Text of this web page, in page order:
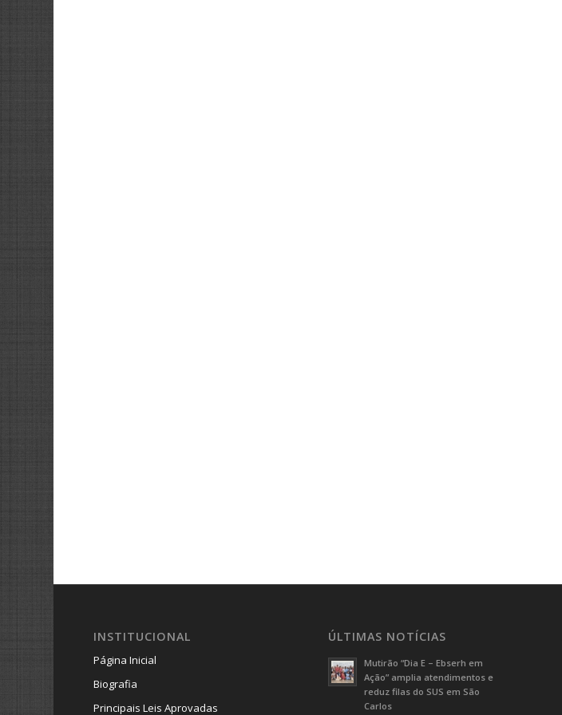
INSTITUCIONAL
Página Inicial
Biografia
Principais Leis Aprovadas
ÚLTIMAS NOTÍCIAS
Mutirão “Dia E – Ebserh em
Ação” amplia atendimentos e
reduz filas do SUS em São
Carlos